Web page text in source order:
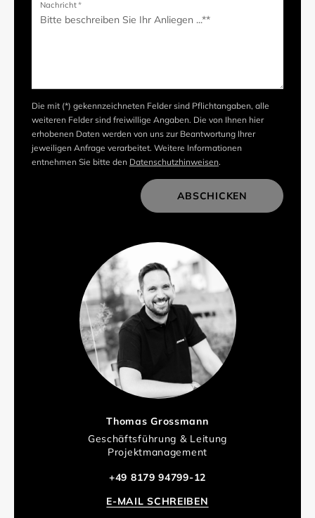
Thomas Grossmann
Geschäftsführung & Leitung
Projektmanagement
+49 8179 94799-12
E-MAIL SCHREIBEN
Nachricht*
Die mit (*) gekennzeichneten Felder sind Pflichtangaben, alle
weiteren Felder sind freiwillige Angaben. Die von Ihnen hier
erhobenen Daten werden von uns zur Beantwortung Ihrer
jeweiligen Anfrage verarbeitet. Weitere Informationen
entnehmen Sie bitte den Datenschutzhinweisen.
ABSCHICKEN